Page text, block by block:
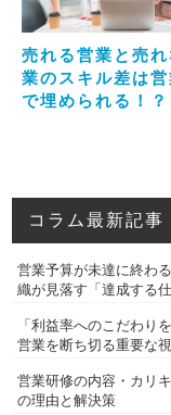
売れる営業と売
業のスキル差は
で埋められる！？
コラム最新記事
営業予算が未達に終わ
織が見落す「達成する仕
「利益率へのこだわり
営業を断ち切る重要な
営業研修の内容・カリ
の理由と解決策